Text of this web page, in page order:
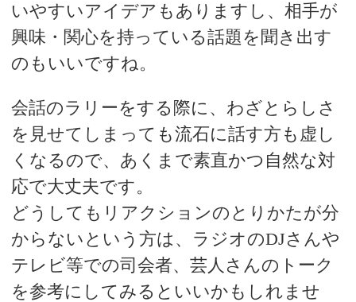
いやすいアイデアもありますし、相手が
興味・関心を持っている話題を聞き出す
のもいいですね。
会話のラリーをする際に、わざとらしさ
を見せてしまっても流石に話す方も虚し
くなるので、あくまで素直かつ自然な対
応で大丈夫です。
どうしてもリアクションのとりかたが分
からないという方は、ラジオのDJさんや
テレビ等での司会者、芸人さんのトーク
を参考にしてみるといいかもしれませ